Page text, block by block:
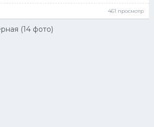
461 просмотр